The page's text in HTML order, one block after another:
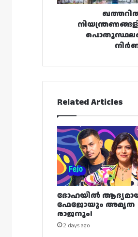
Related Articles
ദോഹയിൽ
ഫേജോയും അമൃത
രാജനും!
2 days ago